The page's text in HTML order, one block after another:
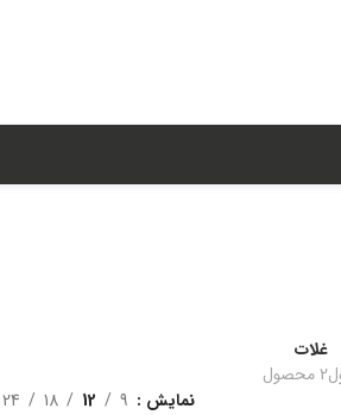
غلات
2 محصول
نمایش 9
12
18
24